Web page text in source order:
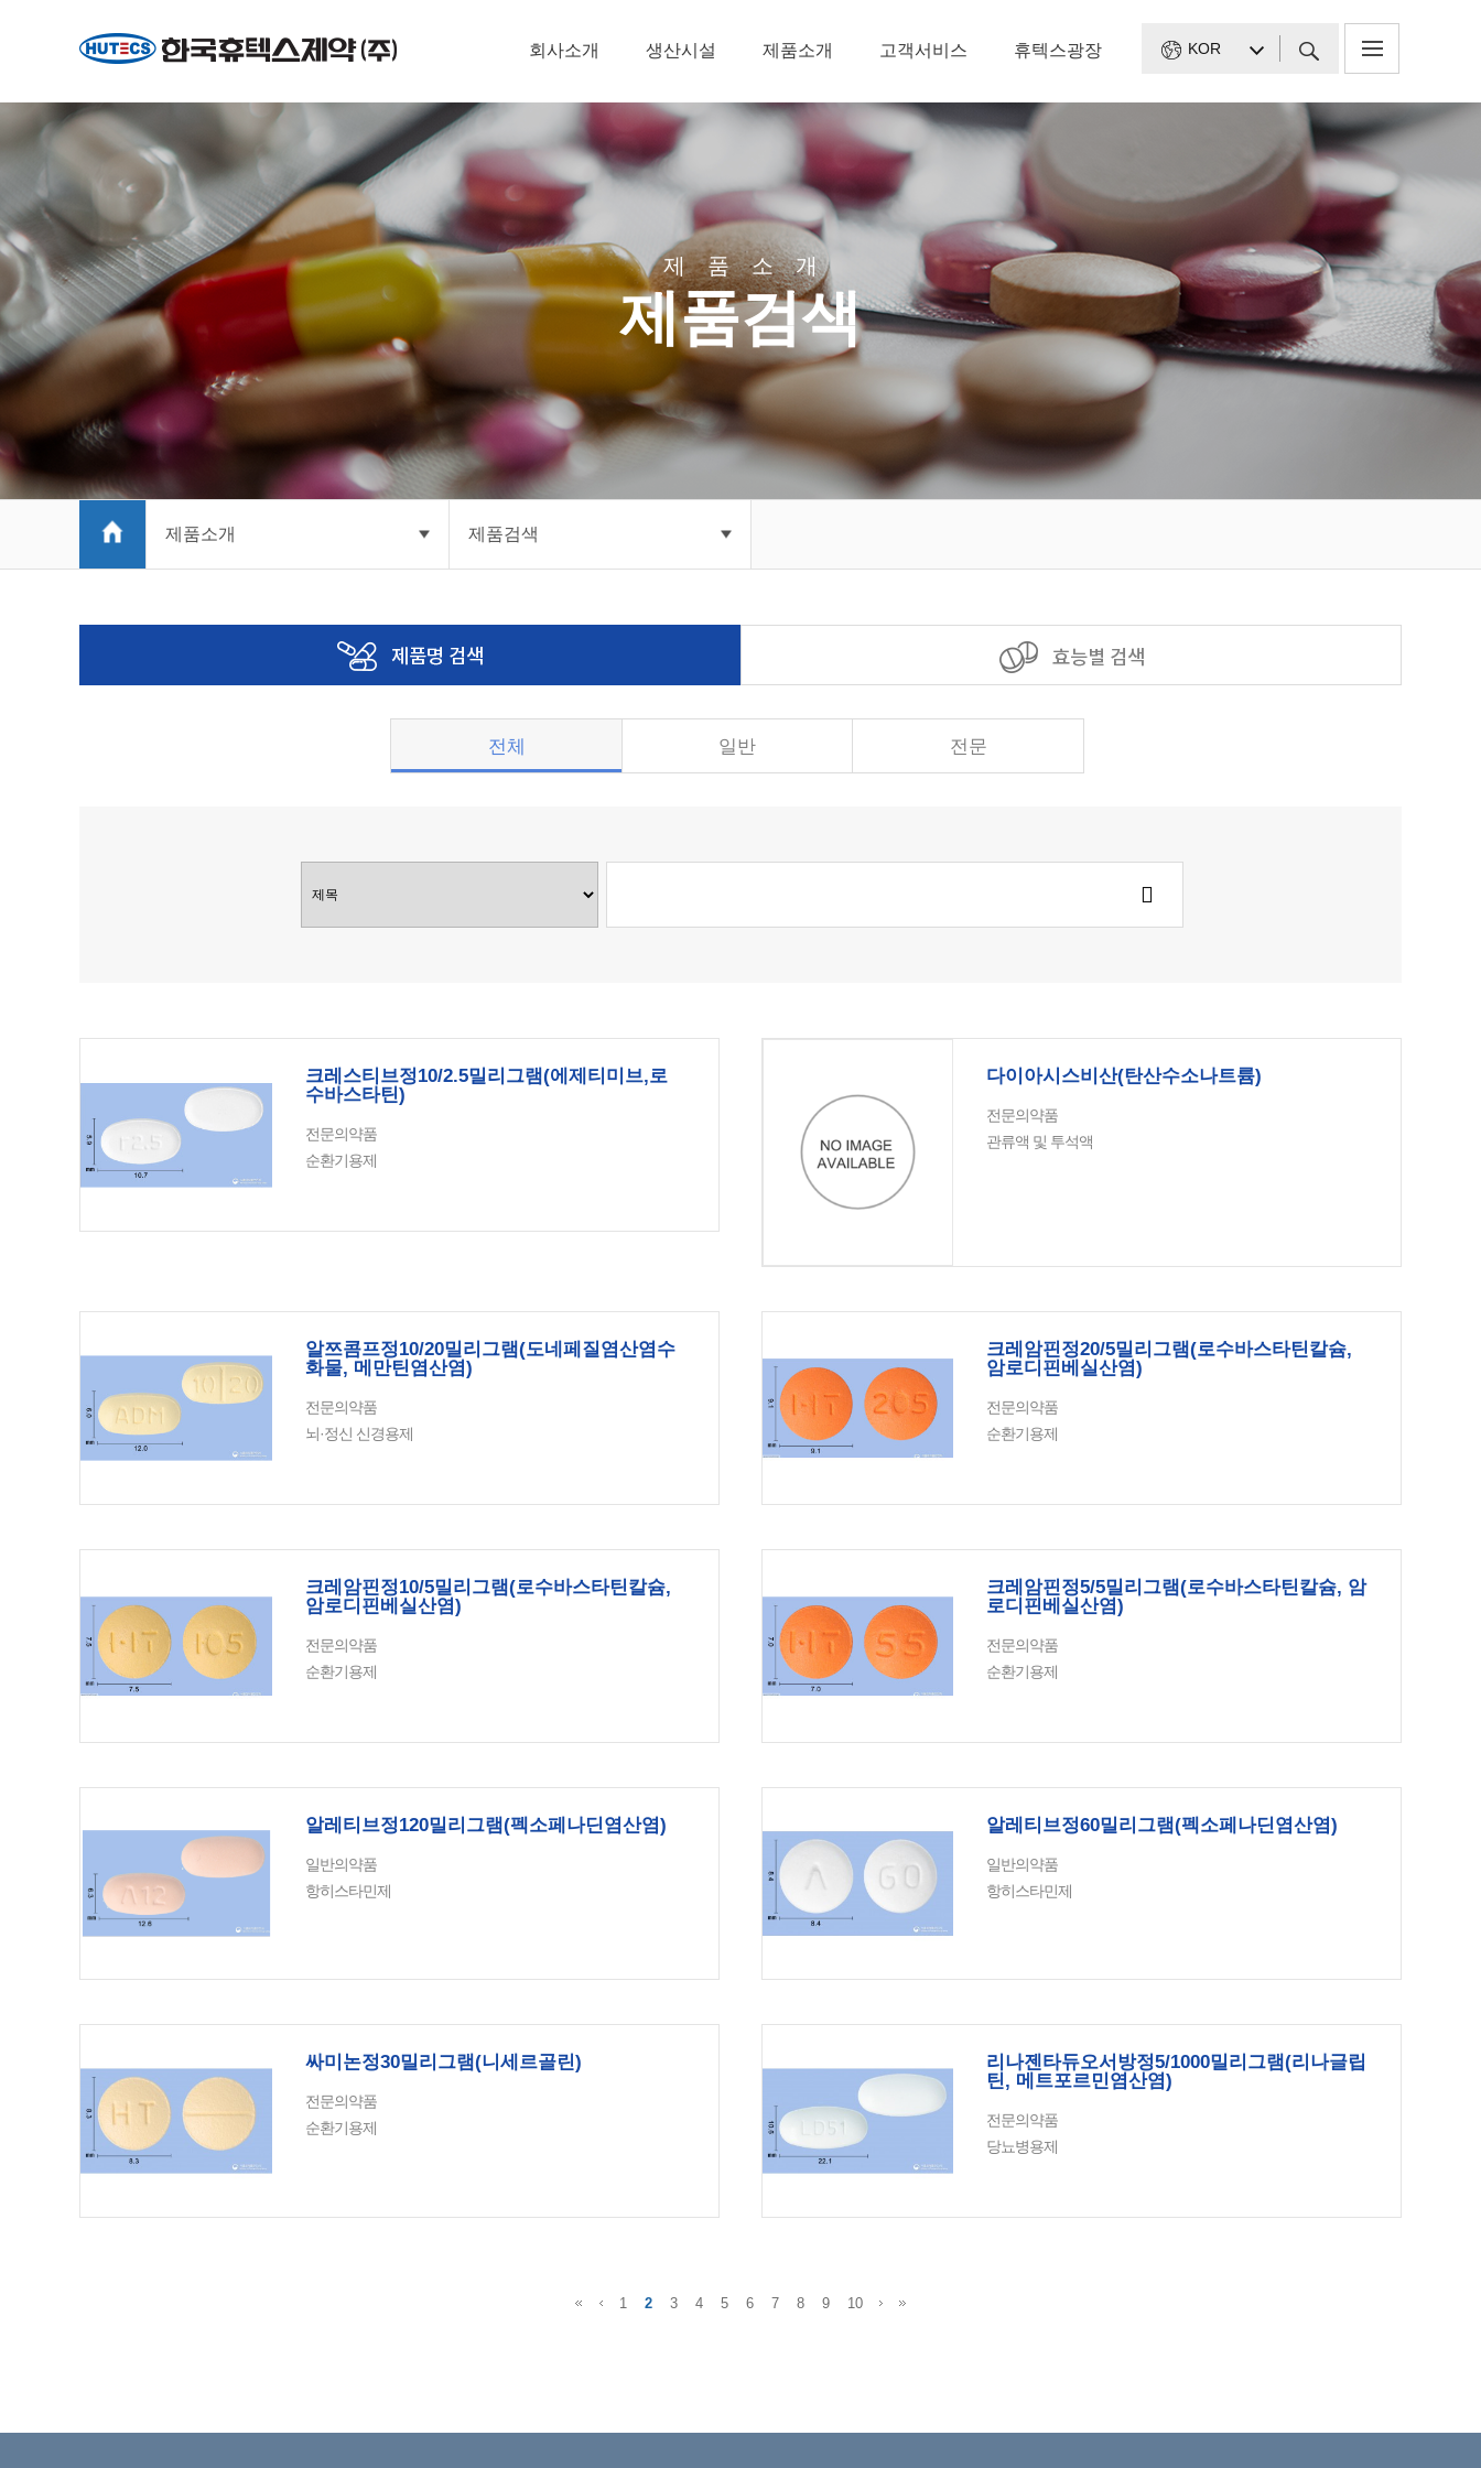
회사소개 생산시설 제품소개 고객서비스 휴텍스광장 KOR
제 품 소 개
제품검색
제품소개 제품검색
전체 일반 전문
크레스티브정10/2.5밀리그램(에제티미브,로
수바스타틴)
전문의약품
순환기용제
다이아시스비산(탄산수소나트륨)
전문의약품
관류액 및 투석액
알쯔콤프정10/20밀리그램(도네페질염산염수
화물, 메만틴염산염)
전문의약품
뇌·정신 신경용제
크레암핀정20/5밀리그램(로수바스타틴칼슘,
암로디핀베실산염)
전문의약품
순환기용제
크레암핀정10/5밀리그램(로수바스타틴칼슘,
암로디핀베실산염)
전문의약품
순환기용제
크레암핀정5/5밀리그램(로수바스타틴칼슘, 암
로디핀베실산염)
전문의약품
순환기용제
알레티브정120밀리그램(펙소페나딘염산염)
일반의약품
항히스타민제
알레티브정60밀리그램(펙소페나딘염산염)
일반의약품
항히스타민제
싸미논정30밀리그램(니세르골린)
전문의약품
순환기용제
리나젠타듀오서방정5/1000밀리그램(리나글립
틴, 메트포르민염산염)
전문의약품
당뇨병용제
1 2 3 4 5 6 7 8 9 10